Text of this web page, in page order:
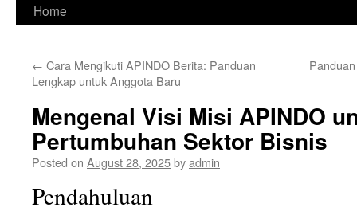
Home
← Cara Mengikuti APINDO Berita: Panduan
Lengkap untuk Anggota Baru
Mengenal Visi Misi APINDO
Pertumbuhan Sektor Bisnis
Posted on August 28, 2025byadmin
Pendahuluan